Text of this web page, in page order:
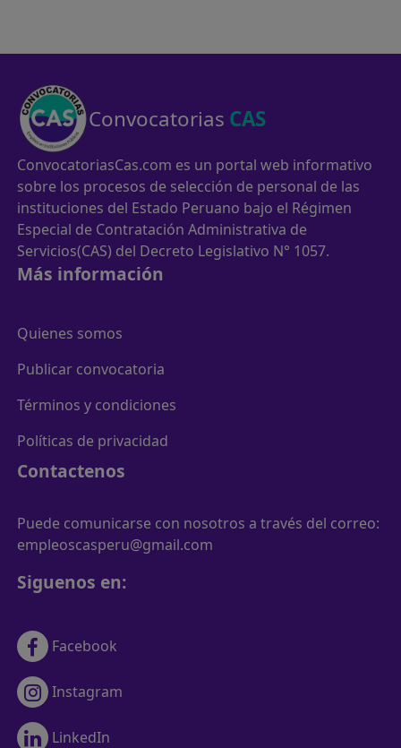
Convocatorias CAS
ConvocatoriasCas.com es un portal web informativo
sobre los procesos de selección de personal de las
instituciones del Estado Peruano bajo el Régimen
Especial de Contratación Administrativa de
Servicios(CAS) del Decreto Legislativo N° 1057.
Más información
Quienes somos
Publicar convocatoria
Términos y condiciones
Políticas de privacidad
Contactenos
Puede comunicarse con nosotros a través del correo:
empleoscasperu@gmail.com
Siguenos en:
Facebook
Instagram
LinkedIn